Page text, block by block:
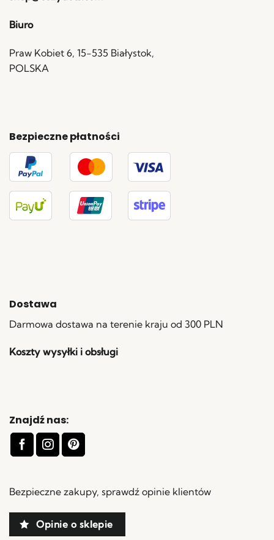
Biuro
Praw Kobiet 6, 15-535 Białystok,
POLSKA
Bezpieczne płatności
Dostawa
Darmowa dostawa na terenie kraju od 300 PLN
Koszty wysyłki i obsługi
Znajdź nas:
Bezpieczne zakupy, sprawdź opinie klientów
Opinie o sklepie